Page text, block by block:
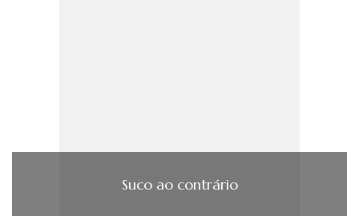
Suco ao contrário